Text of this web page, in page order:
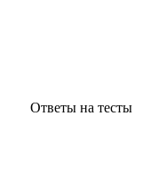
Ответы на тесты